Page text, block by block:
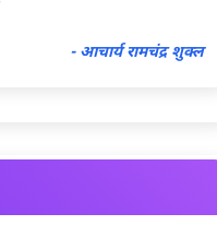
- आचार्य रामचंद्र शुक्ल